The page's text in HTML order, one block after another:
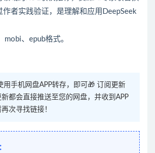
作者实践验证，是理解和应用DeepSeek
mobi、epub格式。
用手机网盘APP转存，即可🎁 订阅更新
都会直接推送至您的网盘，并收到APP
次寻找链接！